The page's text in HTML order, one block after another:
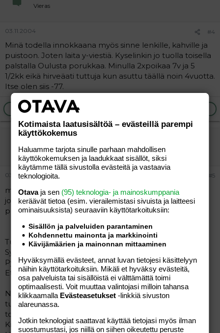
Vieras
03.11.2004 #4
Minä todella innokkaana myös sinne lenkille, kahville ja
puistoon. Joten laita y-viestiä. Kyselinkin jo tuolla toisella
palstalla Oulusta porukkaa. Minulla 2xpoikaa 7v ja 5
1/2kk eikä hirveäati tuttuja kun asuttu täällä noin 4vuotta.
Itse olen siis -77.
Ilmoita asiaton viesti
Ellu
Jäsen
03.11.2004 #5
minulla on teille "ilouutisia"
Tulkaa mukaan
joukkoomme! Kopsaan tähän Vauva-lehden palstan
puolelle laittamani ilmoituksen.
Tuntuuko sinusta että elämäsion vain vaipanvaihtoa?
Syöttämistä?
Pyykinpesua?
Että olet yksin kaiken keskellä?
Niin ihanaa kuin vauva- ja lapsiperheen arki onkin niin
tuntuuko sinusta että kaipaat elämääsi juttuhetkiä
toisen aikuisen kanssa?
Kivoja tapaamisia erilasiten teemojen ympärillä?
Kotimaista laatusisältöä – evästeillä parempi
käyttökokemus
Haluamme tarjota sinulle parhaan mahdollisen
käyttökokemuksen ja laadukkaat sisällöt, siksi
käytämme tällä sivustolla evästeitä ja vastaavia
teknologioita.
Otavaja sen (95) teknologia- ja mainoskumppania
keräävät tietoa (esim. vierailemis­tasi sivuista ja laitteesi
ominaisuuk­sista) seuraaviin käyttötarkoituksiin:
Sisällön ja palveluiden parantaminen
Kohdennettu mainonta ja markkinointi
Kävijämäärien ja mainonnan mittaaminen
Hyväksymällä evästeet, annat luvan tietojesi käsittelyyn
näihin käyttötarkoituksiin. Mikäli et hyväksy evästeitä,
osa palveluista tai sisällöistä ei välttämättä toimi
optimaalisesti. Voit muuttaa valintojasi milloin tahansa
klikkaamalla Evästeasetukset -linkkiä sivuston
alareunassa.
Jotkin teknologiat saattavat käyttää tietojasi myös ilman
suostumustasi, jos niillä on siihen oikeutettu peruste